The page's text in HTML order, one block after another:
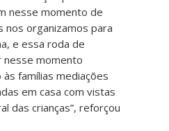
nesse momento de
nos organizamos para
e essa roda de
nesse momento
famílias mediações
em casa com vistas
das crianças”, reforçou